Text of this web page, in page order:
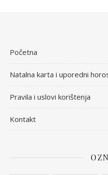
Početna
Natalna karta i uporedni
Pravila i uslovi korištenja
Kontakt